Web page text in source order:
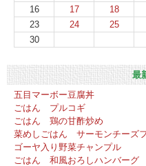
16
17 18
23
24 25
30
最
五目マーボー豆腐丼
ごはん プルコギ
ごはん 鶏の甘酢炒め
菜めしごはん サーモンチーズ
ゴーヤ入り野菜チャンプル
ごはん 和風おろしハンバーグ